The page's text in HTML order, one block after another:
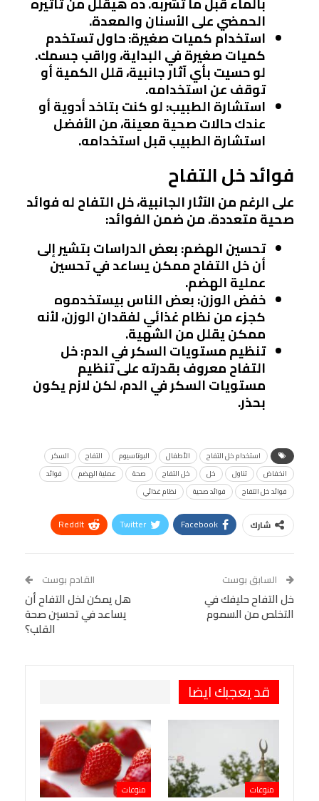
الحمضي على الأسنان والمعدة.
استخدام كميات صغيرة: حاول تستخدم
كميات صغيرة في البداية، وراقب جسمك.
لو حسيت بأي آثار جانبية، قلل الكمية أو
توقف عن استخدامه.
استشارة الطبيب: لو كنت بتاخد أدوية أو
عندك حالات صحية معينة، من الأفضل
استشارة الطبيب قبل استخدامه.
فوائد خل التفاح
على الرغم من الآثار الجانبية، خل التفاح له فوائد
صحية متعددة. من ضمن الفوائد:
تحسين الهضم: بعض الدراسات بتشير إلى
أن خل التفاح ممكن يساعد في تحسين
عملية الهضم.
خفض الوزن: بعض الناس بيستخدموه
كجزء من نظام غذائي لفقدان الوزن، لأنه
ممكن يقلل من الشهية.
تنظيم مستويات السكر في الدم: خل
التفاح معروف بقدرته على تنظيم
مستويات السكر في الدم، لكن لازم يكون
بحذر.
استخدام خل التفاح الأطفال البوتاسيوم التفاح
السكر
انخفاض
تناول خل خل التفاح صحة عملية الهضم
فوائد
فوائد خل التفاح
فوائد صحية نظام غذائي
شارك Facebook
Twitter
ReddIt
Tumblr
البريد الإلكتروني
StumbleUpon
VK
Digg
LINE
BlackBerry
Viber
السابق بوست
خل التفاح حليفك في
التخلص من السموم
القادم بوست
هل يمكن لخل التفاح أن
يساعد في تحسين صحة
القلب؟
قد يعجبك ايضا
منوعات منوعات